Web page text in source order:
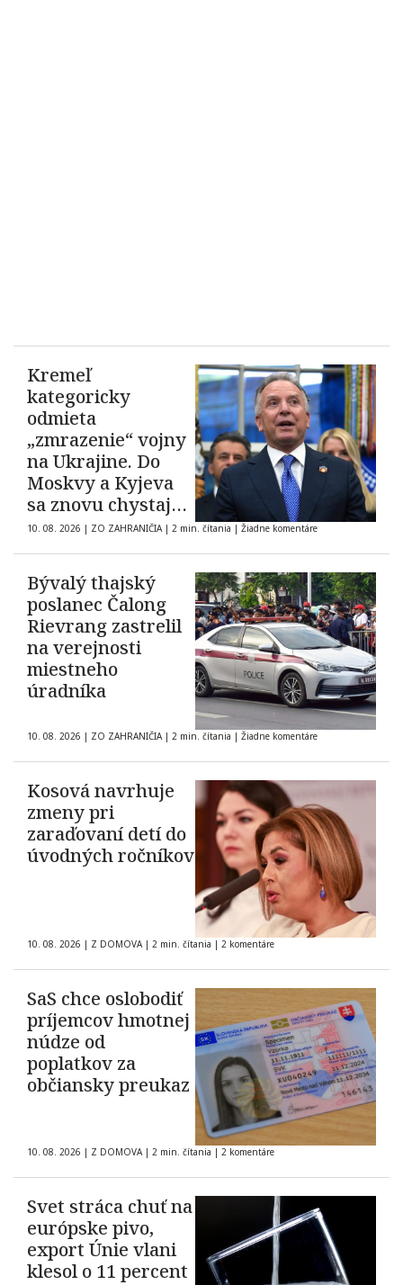
Kremeľ
kategoricky
odmieta
„zmrazenie“ vojny
na Ukrajine. Do
Moskvy a Kyjeva
sa znovu chystajú
americkí
vyjednávači
10. 08. 2026 | ZO ZAHRANIČIA | 2 min. čítania | Žiadne komentáre
Bývalý thajský
poslanec Čalong
Rievrang zastrelil
na verejnosti
miestneho
úradníka
10. 08. 2026 | ZO ZAHRANIČIA | 2 min. čítania | Žiadne komentáre
Kosová navrhuje
zmeny pri
zaraďovaní detí do
úvodných ročníkov
10. 08. 2026 | Z DOMOVA | 2 min. čítania | 2 komentáre
SaS chce oslobodiť
príjemcov hmotnej
núdze od
poplatkov za
občiansky preukaz
10. 08. 2026 | Z DOMOVA | 2 min. čítania | 2 komentáre
Svet stráca chuť na
európske pivo,
export Únie vlani
klesol o 11 percent